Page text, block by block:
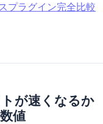
プラグイン完全比較
が速くなるか
値